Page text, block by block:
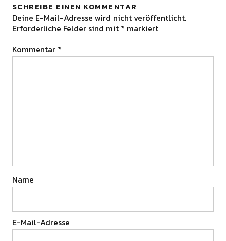
SCHREIBE EINEN KOMMENTAR
Deine E-Mail-Adresse wird nicht veröffentlicht.
Erforderliche Felder sind mit * markiert
Kommentar *
Name
E-Mail-Adresse